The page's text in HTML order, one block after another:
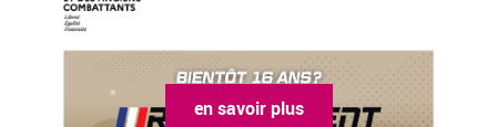
en savoir plus